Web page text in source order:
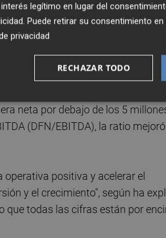
superando los 3,2 millones de
euros. Desde que se incorporó
y por 6 su EBITDA, mientras que
millones de euros en 2024,
neta por debajo de los 5
(DFN/EBITDA), la ratio
positiva y acelerar el
y el crecimiento", según ha
que todas las cifras están por
legítimo en lugar del
. Puede retirar su consentimiento
privacidad
RECHAZAR TODO